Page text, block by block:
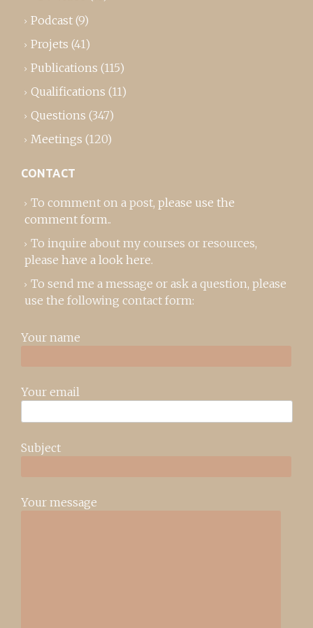
Podcast (9)
Projets (41)
Publications (115)
Qualifications (11)
Questions (347)
Meetings (120)
CONTACT
To comment on a post, please use the
comment form..
To inquire about my courses or resources,
please have a look here.
To send me a message or ask a question, please
use the following contact form:
Your name
Your email
Subject
Your message